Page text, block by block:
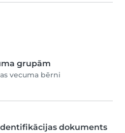
grupām
vecuma bērni
dokuments